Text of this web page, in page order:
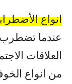
انواع
عندما
العلاقات
من انواع